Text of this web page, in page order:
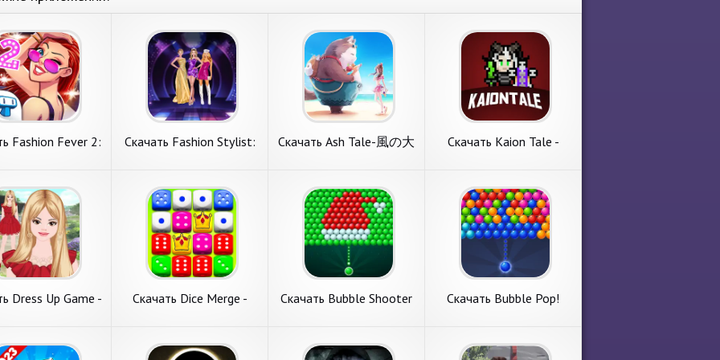
Fashion Fever 2:
Андроид
Fashion Fever
Up Game
Много денег]
Андроид
обзор на игру с
симуляторы.
Fever 2: Dress Up
классного
Tapps
Системные
1. Объем
подробнее
Скачать Fashion Stylist:
Андроид
Скачать Fashion
Stylist: Dress Up Game
[Взлом Много монет]
APK на Андроид
Новый обзор на игру с
пункта меню симуляторы.
Fashion Stylist: Dress Up
Game от классного автора
FNF Battle Rap Music.
Системные требования. 1.
подробнее
Скачать Ash Tale-風の大
Скачать Ash Tale-風の
大陸- [Взлом
Бесконечные деньги]
APK на Андроид
Рассмотрим игру с раздела
ролевые игры. Ash Tale-風
の大陸- от известного
издателя X-Legend
Entertainment Co., Ltd..
Системные требования. 1.
Объем
подробнее
Скачать Kaion Tale -
APK на Андроид
Скачать Kaion Tale -
MMORPG [Взлом
Бесконечные деньги]
APK на Андроид
Рассмотрим игру с раздела
ролевые игры. Kaion Tale -
MMORPG от популярного
коллектива Mobile Co
Studios. Основные
требования. 1. Размер
пустой
подробнее
Dress Up Game -
на Андроид
Dress Up
Скачать Dice Merge -
деньги] APK на Андроид
Скачать Dice Merge -
Скачать Bubble Shooter
Андроид
Скачать Bubble
Скачать Bubble Pop!
монеты] APK на
Андроид
Скачать Bubble Pop!